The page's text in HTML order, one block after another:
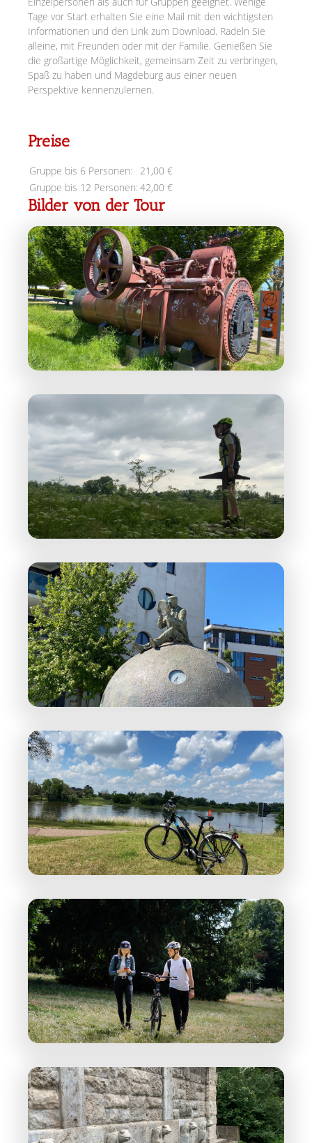
Tage vor Start erhalten Sie eine Mail mit den wichtigsten
Informationen und den Link zum Download. Radeln Sie
alleine, mit Freunden oder mit der Familie. Genießen Sie
die großartige Möglichkeit, gemeinsam Zeit zu verbringen,
Spaß zu haben und Magdeburg aus einer neuen
Perspektive kennenzulernen.
Preise
Gruppe bis 6 Personen:
21,00 €
Gruppe bis 12 Personen: 42,00 €
Bilder von der Tour